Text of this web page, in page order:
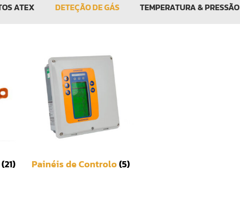
ATEX DETEÇÃO DE GÁS TEMPERATURA & PRESSÃO
(21) Painéis de Controlo(5)